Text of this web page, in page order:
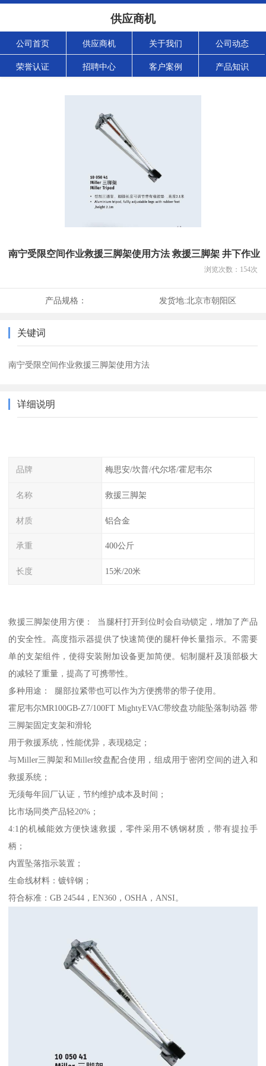
供应商机
公司首页 供应商机 关于我们 公司动态
荣誉认证 招聘中心 客户案例 产品知识
南宁受限空间作业救援三脚架使用方法 救援三脚架 井下作业
浏览次数： 154次
产品规格： 发货地:北京市朝阳区
关键词
南宁受限空间作业救援三脚架使用方法
详细说明
品牌 梅思安/坎普/代尔塔/霍尼韦尔
名称 救援三脚架
材质 铝合金
承重 400公斤
长度 15米/20米
救援三脚架使用方便： 当腿杆打开到位时会自动锁定，增加了产品
的安全性。高度指示器提供了快速简便的腿杆伸长量指示。不需要
单的支架组件，使得安装附加设备更加简便。铝制腿杆及顶部极大
的减轻了重量，提高了可携带性。
多种用途： 腿部拉紧带也可以作为方便携带的带子使用。
霍尼韦尔MR100GB-Z7/100FT MightyEVAC带绞盘功能坠落制动器 带
三脚架固定支架和滑轮
用于救援系统，性能优异，表现稳定；
与Miller三脚架和Miller绞盘配合使用，组成用于密闭空间的进入和
救援系统；
无须每年回厂认证，节约维护成本及时间；
比市场同类产品轻20%；
4:1的机械能效方便快速救援，零件采用不锈钢材质，带有提拉手
柄；
内置坠落指示装置；
生命线材料：镀锌钢；
符合标准：GB 24544，EN360，OSHA，ANSI。